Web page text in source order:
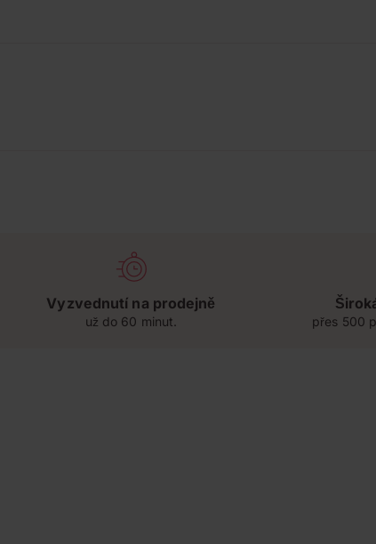
Vyzvednutí na prodejně
už do 60 minut. přes 500